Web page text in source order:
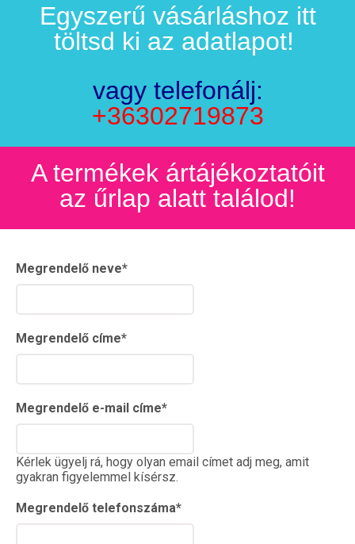
Egyszerű vásárláshoz itt
töltsd ki az adatlapot!
vagy telefonálj:
+36302719873
A termékek ártájékoztatóit
az űrlap alatt találod!
Megrendelő neve*
Megrendelő címe*
Megrendelő e-mail címe*
Kérlek ügyelj rá, hogy olyan email címet adj meg, amit
gyakran figyelemmel kísérsz.
Megrendelő telefonszáma*